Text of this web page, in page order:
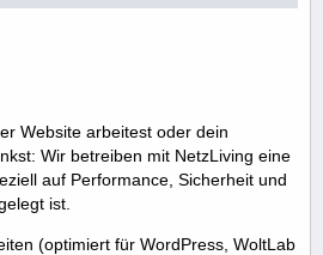
Website arbeitest oder dein
Wir betreiben mit NetzLiving eine
auf Performance, Sicherheit und
ist.
(optimiert für WordPress, WoltLab